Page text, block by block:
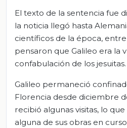
El texto de la sentencia fue
la noticia llegó hasta
científicos de la época,
pensaron que Galileo era la
confabulación de los jesuitas.
Galileo permaneció
Florencia desde diciembre
recibió algunas visitas, lo
alguna de sus obras en